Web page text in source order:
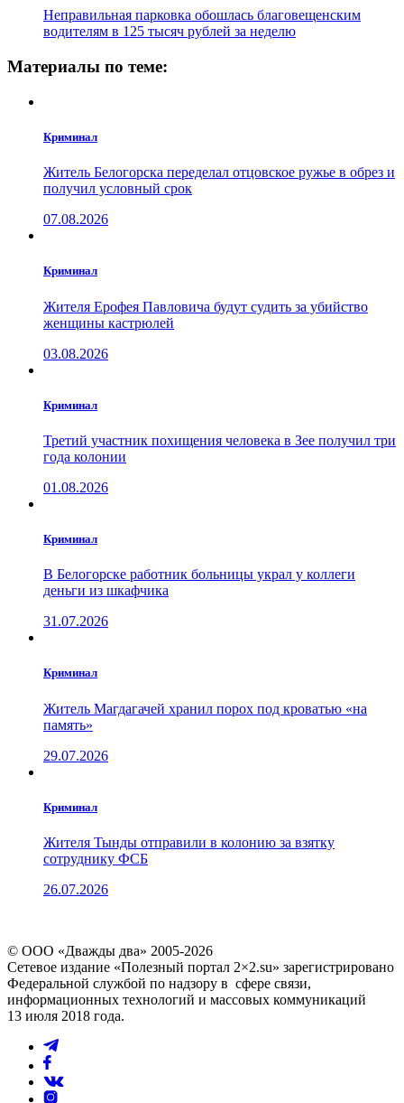
Неправильная парковка обошлась благовещенским
водителям в 125 тысяч рублей за неделю
Материалы по теме:
Криминал
Житель Белогорска переделал отцовское ружье в обрез и
получил условный срок
07.08.2026
Криминал
Жителя Ерофея Павловича будут судить за убийство
женщины кастрюлей
03.08.2026
Криминал
Третий участник похищения человека в Зее получил три
года колонии
01.08.2026
Криминал
В Белогорске работник больницы украл у коллеги
деньги из шкафчика
31.07.2026
Криминал
Житель Магдагачей хранил порох под кроватью «на
память»
29.07.2026
Криминал
Жителя Тынды отправили в колонию за взятку
сотруднику ФСБ
26.07.2026
© ООО «Дважды два» 2005-2026
Сетевое издание «Полезный портал 2×2.su» зарегистрировано
Федеральной службой по надзору в сфере связи,
информационных технологий и массовых коммуникаций
13 июля 2018 года.